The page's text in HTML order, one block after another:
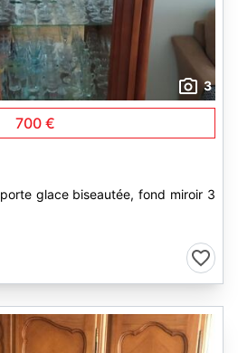
3
700 €
glace biseautée, fond miroir 3